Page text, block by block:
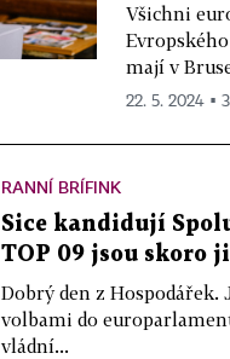
Všichni
mají v
22. 5. 2024 ▪
RANNÍ BRÍFINK
Sice kandidují
TOP 09 jsou skoro
Dobrý den z Hospodářek.
volbami do
vládní...